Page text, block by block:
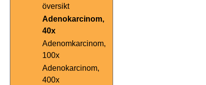
översikt
Adenokarcinom,
40x
Adenomkarcinom,
100x
Adenokarcinom,
400x